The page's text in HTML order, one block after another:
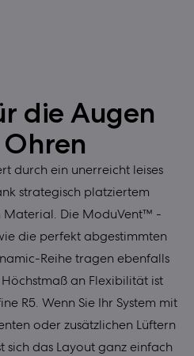
die Augen
durch ein unerreicht leises
strategisch platziertem
Material. Die ModuVent™ -
die perfekt abgestimmten
Reihe tragen ebenfalls
an Flexibilität ist
R5. Wenn Sie Ihr System mit
oder zusätzlichen Lüftern
sich das Layout ganz einfach